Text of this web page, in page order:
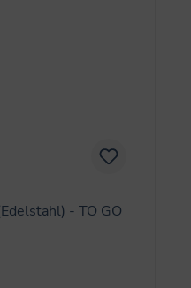
- TO GO